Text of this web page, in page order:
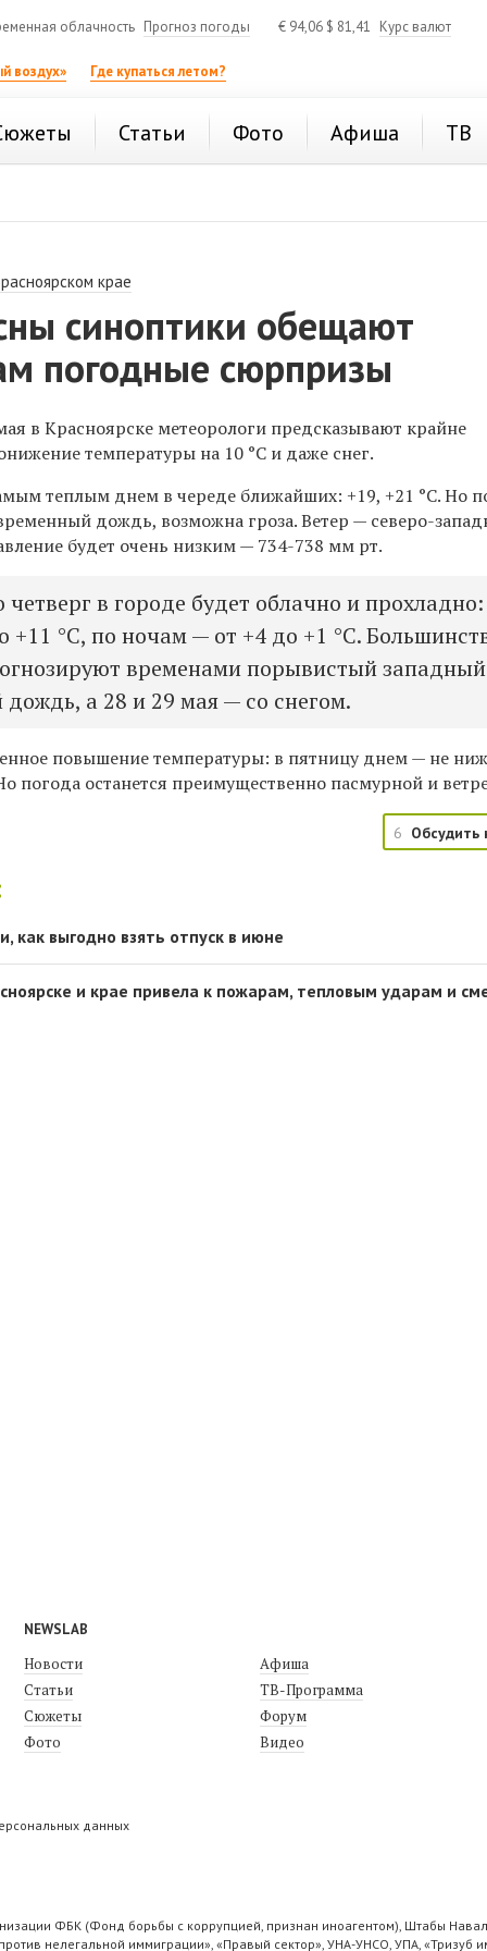
облачность Прогноз погоды € 94,06 $ 81,41 Курс валют
воздух» Где купаться летом?
Статьи Фото Афиша ТВ
крае
синоптики обещают
погодные сюрпризы
в Красноярске метеорологи предсказывают крайне
температуры на 10 °C и даже снег.
теплым днем в череде ближайших: +19, +21 °C. Но
дождь, возможна гроза. Ветер — северо-
будет очень низким — 734-738 мм рт.
в городе будет облачно и прохладно:
+11 °C, по ночам — от +4 до +1 °C.
временами порывистый западный
дождь, а 28 и 29 мая — со снегом.
повышение температуры: в пятницу днем — не
погода останется преимущественно пасмурной и
6 Обсудить
как выгодно взять отпуск в июне
и крае привела к пожарам, тепловым ударам и
NEWSLAB
Новости
Статьи
Сюжеты
Фото
Афиша
ТВ-Программа
Форум
Видео
данных
ФБК (Фонд борьбы с коррупцией, признан иноагентом), Штабы
нелегальной иммиграции», «Правый сектор», УНА-УНСО, УПА, «Тризуб